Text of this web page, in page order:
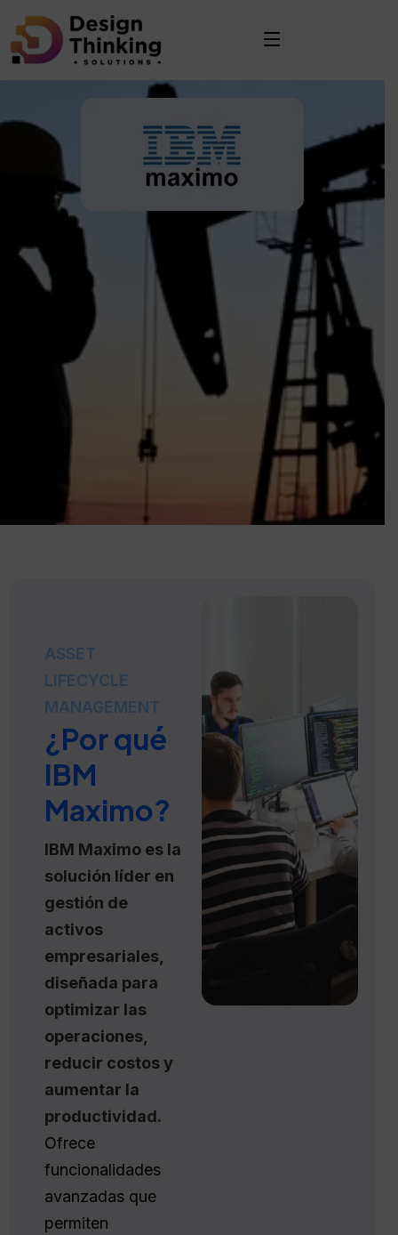
ASSET
LIFECYCLE
MANAGEMENT
¿Por qué
IBM
Maximo?
IBM Maximo es la
solución líder en
gestión de
activos
empresariales,
diseñada para
optimizar las
operaciones,
reducir costos y
aumentar la
productividad.
Ofrece
funcionalidades
avanzadas que
permiten